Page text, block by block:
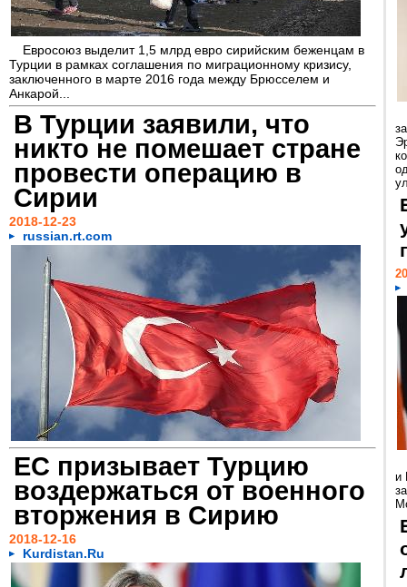
Евросоюз выделит 1,5 млрд евро сирийским беженцам в
Турции в рамках соглашения по миграционному кризису,
заключенного в марте 2016 года между Брюсселем и
Анкарой...
В Турции заявили, что
никто не помешает стране
провести операцию в
Сирии
2018-12-23
russian.rt.com
ЕС призывает Турцию
воздержаться от военного
вторжения в Сирию
2018-12-16
Kurdistan.Ru
и